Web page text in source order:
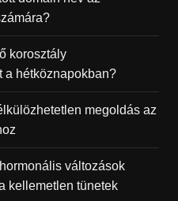
korosztály
a hétköznapokban?
megoldás az
változások
kellemetlen tünetek